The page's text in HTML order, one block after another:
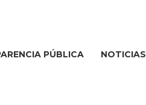
PÚBLICA NOTICIAS